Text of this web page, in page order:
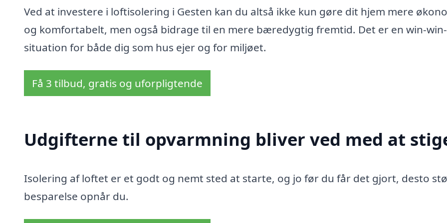
Ved at investere i loftisolering i Gesten kan du altså ikke kun gøre dit hjem mere
og komfortabelt, men også bidrage til en mere bæredygtig fremtid. Det er en win-win­
situation for både dig som hus ejer og for miljøet.
Få 3 tilbud, gratis og uforpligtende
Udgifterne til opvarmning bliver ved med at
Isolering af loftet er et godt og nemt sted at starte, og jo før du får det gjort, desto
besparelse opnår du.